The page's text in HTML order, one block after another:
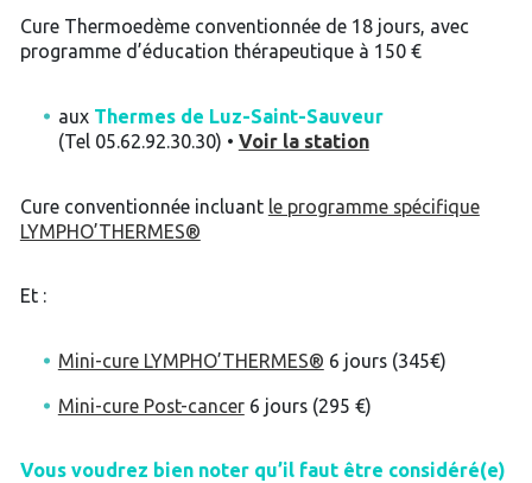
Cure Thermoedème conventionnée de 18 jours, avec
programme d’éducation thérapeutique à 150 €
aux Thermes de Luz-Saint-Sauveur
(Tel 05.62.92.30.30) • Voir la station
Cure conventionnée incluant le programme spécifique
LYMPHO’THERMES®
Et :
Mini-cure LYMPHO’THERMES® 6 jours (345€)
Mini-cure Post-cancer6 jours (295 €)
Vous voudrez bien noter qu’il faut être considéré(e)